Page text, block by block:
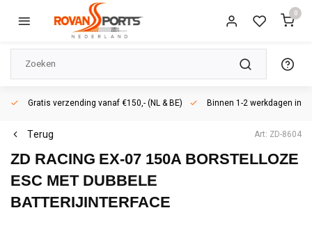
0
Gratis verzending vanaf €150,- (NL & BE) Binnen 1-2 werkdagen in
Terug Art: ZD-8604
ZD RACING EX-07 150A BORSTELLOZE
ESC MET DUBBELE
BATTERIJINTERFACE